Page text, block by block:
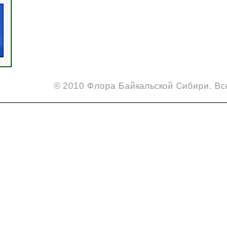
© 2010 Флора Байкальской Сибири.